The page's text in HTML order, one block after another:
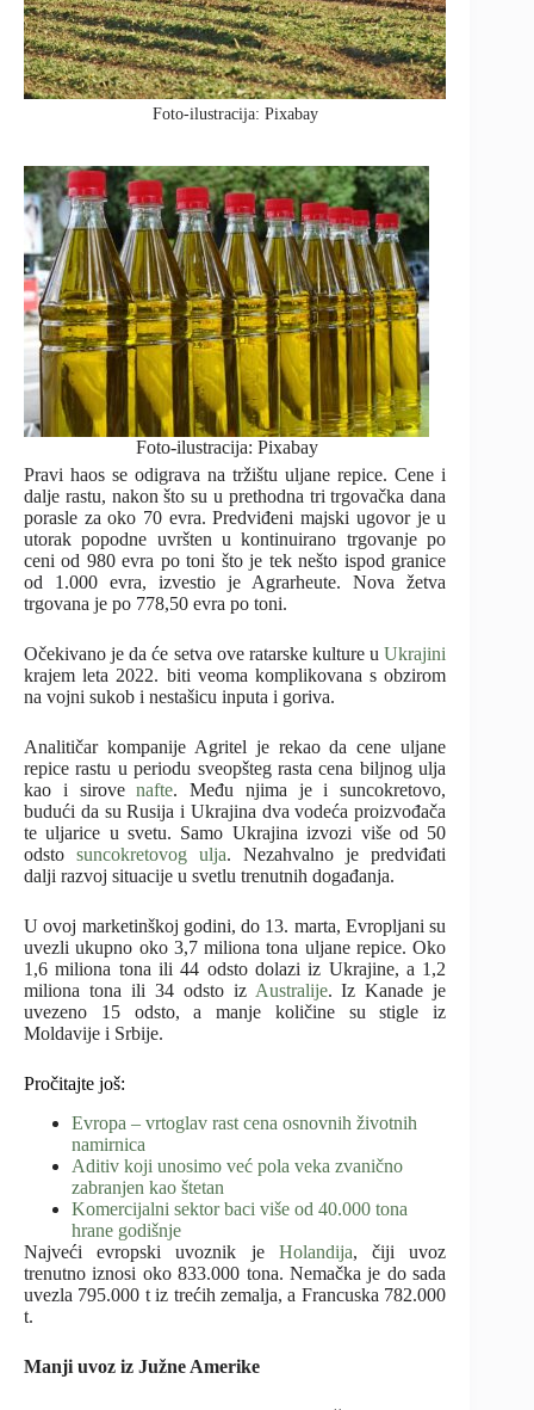
Foto-ilustracija: Pixabay
Foto-ilustracija: Pixabay
Pravi haos se odigrava na tržištu uljane repice. Cene i
dalje rastu, nakon što su u prethodna tri trgovačka dana
porasle za oko 70 evra. Predviđeni majski ugovor je u
utorak popodne uvršten u kontinuirano trgovanje po
ceni od 980 evra po toni što je tek nešto ispod granice
od 1.000 evra, izvestio je Agrarheute. Nova žetva
trgovana je po 778,50 evra po toni.
Očekivano je da će setva ove ratarske kulture uUkrajini
krajem leta 2022. biti veoma komplikovana s obzirom
na vojni sukob i nestašicu inputa i goriva.
Analitičar kompanije Agritel je rekao da cene uljane
repice rastu u periodu sveopšteg rasta cena biljnog ulja
kao i sirovenafte. Među njima je i suncokretovo,
budući da su Rusija i Ukrajina dva vodeća proizvođača
te uljarice u svetu. Samo Ukrajina izvozi više od 50
odstosuncokretovog ulja. Nezahvalno je predviđati
dalji razvoj situacije u svetlu trenutnih događanja.
U ovoj marketinškoj godini, do 13. marta, Evropljani su
uvezli ukupno oko 3,7 miliona tona uljane repice. Oko
1,6 miliona tona ili 44 odsto dolazi iz Ukrajine, a 1,2
miliona tona ili 34 odsto iz Australije. Iz Kanade je
uvezeno 15 odsto, a manje količine su stigle iz
Moldavije i Srbije.
Pročitajte još:
Evropa – vrtoglav rast cena osnovnih životnih
namirnica
Aditiv koji unosimo već pola veka zvanično
zabranjen kao štetan
Komercijalni sektor baci više od 40.000 tona
hrane godišnje
Najveći evropski uvoznik je Holandija, čiji uvoz
trenutno iznosi oko 833.000 tona. Nemačka je do sada
uvezla 795.000 t iz trećih zemalja, a Francuska 782.000
t.
Manji uvoz iz Južne Amerike